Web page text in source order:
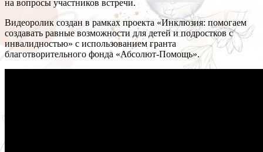
на вопросы участников встречи.
Видеоролик создан в рамках проекта «Инклюзия: помогаем
создавать равные возможности для детей и подростков с
инвалидностью» с использованием гранта
благотворительного фонда «Абсолют-Помощь».